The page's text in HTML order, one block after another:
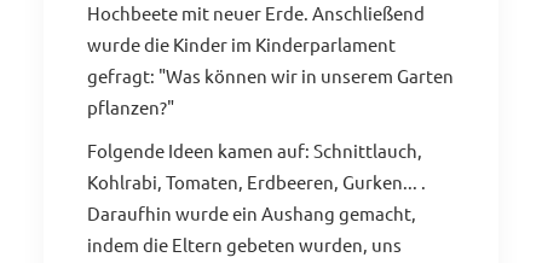
Hochbeete mit neuer Erde. Anschließend
wurde die Kinder im Kinderparlament
gefragt: "Was können wir in unserem Garten
pflanzen?"
Folgende Ideen kamen auf: Schnittlauch,
Kohlrabi, Tomaten, Erdbeeren, Gurken... .
Daraufhin wurde ein Aushang gemacht,
indem die Eltern gebeten wurden, uns